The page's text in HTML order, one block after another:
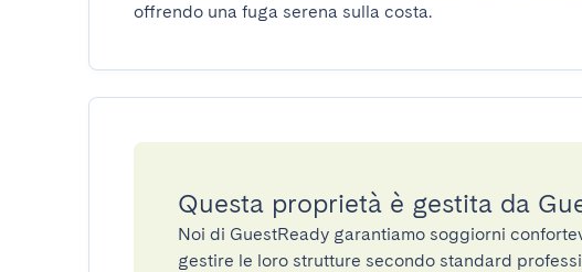
offrendo una fuga serena sulla costa.
Questa proprietà è gestita da
Noi di GuestReady garantiamo soggiorni
gestire le loro strutture secondo standard